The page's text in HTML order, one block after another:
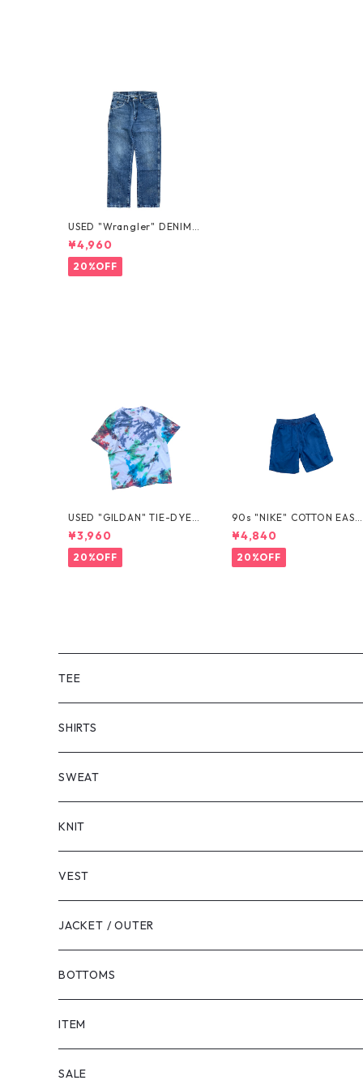
USED "Wrangler" DENIM P
ANTS
¥4,960
20%OFF
USED "GILDAN" TIE-DYE T
EE
¥3,960
20%OFF
90s "NIKE" COTTON EASY
SHORTS
¥4,840
20%OFF
TEE
SHORT SLEEVE
LONG SLEEVE
SHIRTS
SHORT SLEEVE
LONG SLEEVE
SWEAT
KNIT
VEST
JACKET / OUTER
BOTTOMS
SHORTS
PANTS
ITEM
SALE